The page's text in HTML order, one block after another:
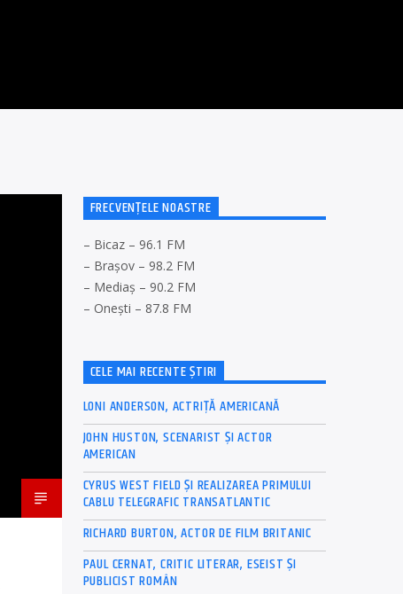
FRECVENȚELE NOASTRE
– Bicaz – 96.1 FM
– Brașov – 98.2 FM
– Mediaș – 90.2 FM
– Onești – 87.8 FM
CELE MAI RECENTE ȘTIRI
LONI ANDERSON, ACTRIȚĂ AMERICANĂ
JOHN HUSTON, SCENARIST ȘI ACTOR
AMERICAN
CYRUS WEST FIELD ȘI REALIZAREA PRIMULUI
CABLU TELEGRAFIC TRANSATLANTIC
RICHARD BURTON, ACTOR DE FILM BRITANIC
PAUL CERNAT, CRITIC LITERAR, ESEIST ȘI
PUBLICIST ROMÂN